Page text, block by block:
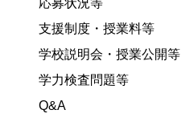
支援制度・授業料等
学校説明会・授業公開等
学力検査問題等
Q&A